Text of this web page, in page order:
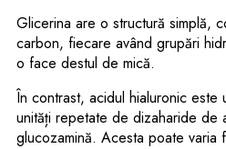
Glicerina are o structură simplă,
carbon, fiecare având grupări
o face destul de mică.
În contrast, acidul hialuronic este
unități repetate de dizaharide de
glucozamină. Acesta poate varia